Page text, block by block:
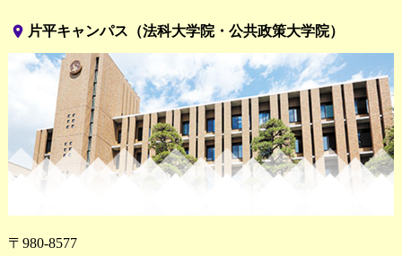
place 片平キャンパス（法科大学院・公共政策大学院）
〒980-8577